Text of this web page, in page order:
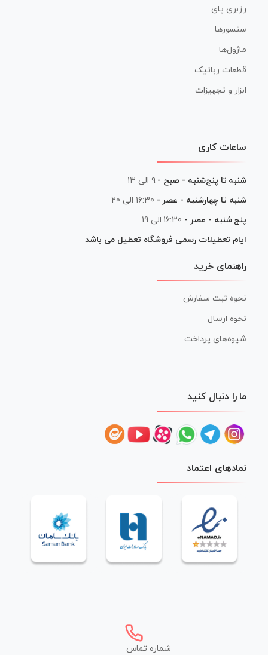
رزبری پای
سنسورها
ماژول‌ها
قطعات رباتیک
ابزار و تجهیزات
ساعات کاری
شنبه تا پنج‌شنبه - صبح - ۹ الی ۱۳
شنبه تا چهارشنبه - عصر - 16:30 الی 20
پنج شنبه - عصر - 16:30 الی 19
ایام تعطیلات رسمی فروشگاه تعطیل می باشد
راهنمای خرید
نحوه ثبت سفارش
نحوه ارسال
شیوه‌های پرداخت
ما را دنبال کنید
نمادهای اعتماد
شماره تماس